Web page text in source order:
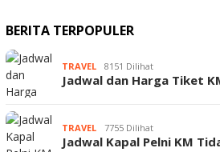
BERITA TERPOPULER
TRAVEL 8151 Dilihat
Jadwal dan Harga Tiket
TRAVEL 7755 Dilihat
Jadwal Kapal Pelni KM